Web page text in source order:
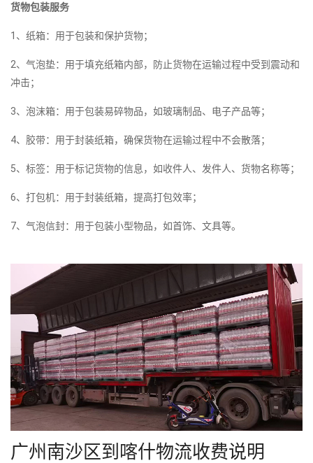
货物包装服务
1、纸箱：用于包装和保护货物；
2、气泡垫：用于填充纸箱内部，防止货物在运输过程中受到震动和
冲击；
3、泡沫箱：用于包装易碎物品，如玻璃制品、电子产品等；
4、胶带：用于封装纸箱，确保货物在运输过程中不会散落；
5、标签：用于标记货物的信息，如收件人、发件人、货物名称等；
6、打包机：用于封装纸箱，提高打包效率；
7、气泡信封：用于包装小型物品，如首饰、文具等。
广州南沙区到喀什物流收费说明